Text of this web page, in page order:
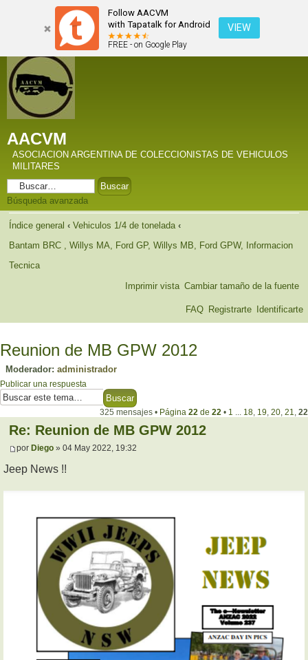
Follow AACVM
with Tapatalk for Android
FREE - on Google Play
VIEW
AACVM
ASOCIACION ARGENTINA DE COLECCIONISTAS DE VEHICULOS
MILITARES
Búsqueda avanzada
Índice general ‹ Vehiculos 1/4 de tonelada ‹
Bantam BRC , Willys MA, Ford GP, Willys MB, Ford GPW, Informacion
Tecnica
Cambiar tamaño de la fuente
Imprimir vista
FAQ Registrarte Identificarte
Reunion de MB GPW 2012
Moderador: administrador
Publicar una respuesta
325 mensajes • Página 22 de 22 • 1 ... 18, 19, 20, 21, 22
Re: Reunion de MB GPW 2012
por Diego » 04 May 2022, 19:32
Jeep News !!